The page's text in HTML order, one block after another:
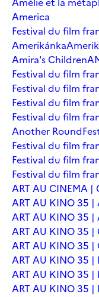
America
Festival du film
Amerikánka
Amira's Children
Festival du film
Festival du film
Festival du film
Festival du film
Another Round
Festival du film
Festival du film
Festival du film
ART AU CINEMA |
ART AU KINO 35 |
ART AU KINO 35
ART AU KINO 35 |
ART AU KINO 35
ART AU KINO 35
ART AU KINO 35
ART AU KINO 35